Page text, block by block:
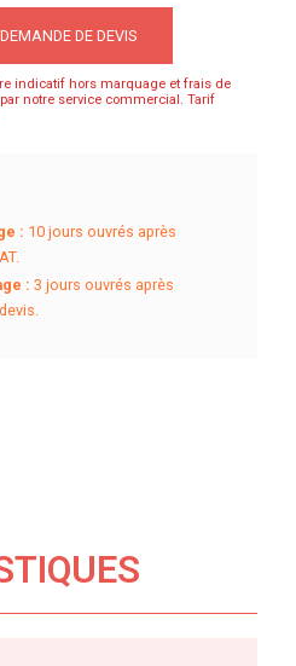
DE DEVIS
indicatif hors marquage et frais de
notre service commercial. Tarif
: 10 jours ouvrés après
: 3 jours ouvrés après